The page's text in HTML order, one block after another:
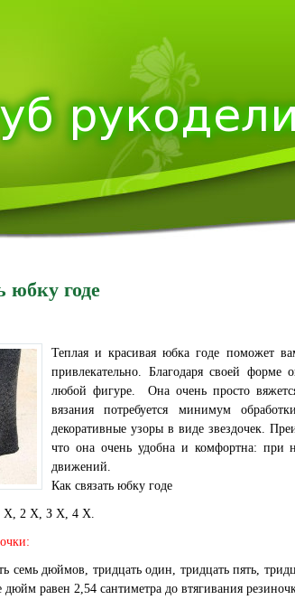
юбку годе
Теплая и красивая юбка годе поможет
привлекательно. Благодаря своей форме
любой фигуре. Она очень просто
вязания потребуется минимум
декоративные узоры в виде звездочек.
что она очень удобна и комфортна: при
движений.
Как связать юбку годе
Х, 2 Х, З Х, 4 Х.
семь дюймов, тридцать один, тридцать пять,
дюйм равен 2,54 сантиметра до втягивания